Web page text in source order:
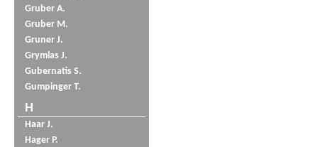
Gruber A.
Gruber M.
Gruner J.
Grymlas J.
Gubernatis S.
Gumpinger T.
H
Haar J.
Hager P.